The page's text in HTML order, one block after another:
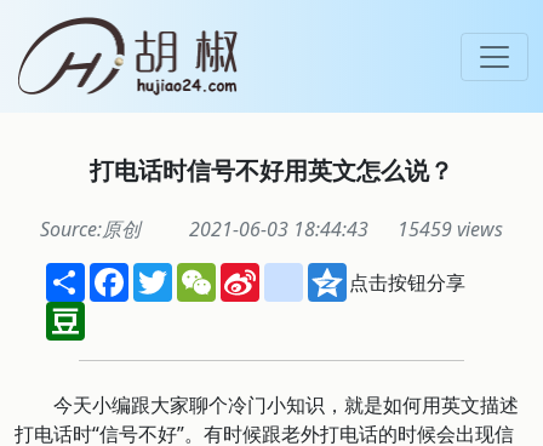
打电话时信号不好用英文怎么说？
Source:原创 2021-06-03 18:44:43 15459 views
点击按钮分享
ShareFacebook
TwitterWeChatSina
Weibo
renrenQzone
今天小编跟大家聊个冷门小知识，就是如何用英文描述
打电话时“信号不好”。有时候跟老外打电话的时候会出现信